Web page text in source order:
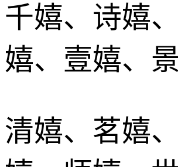
千嬉、诗嬉
嬉、壹嬉、
清嬉、茗嬉